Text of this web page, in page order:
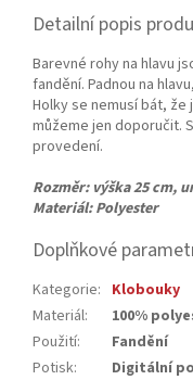
Detailní popis
Barevné rohy na hlavu
fandění. Padnou na
Holky se nemusí bát,
můžeme jen doporučit.
provedení.
Rozměr: výška 25 cm,
Materiál: Polyester
Doplňkové
Kategorie: Klobouky
Materiál:
100%
Použití:
Fandění
Potisk:
Digitální